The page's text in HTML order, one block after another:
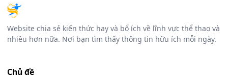
Website chia sẻ kiến thức hay và bổ ích về lĩnh vực thể thao và
nhiều hơn nữa. Nơi bạn tìm thấy thông tin hữu ích mỗi ngày.
Chủ đề